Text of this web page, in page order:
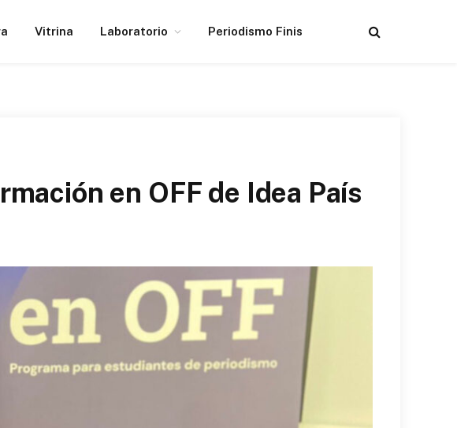
Vitrina Laboratorio Periodismo Finis
en OFF de Idea País